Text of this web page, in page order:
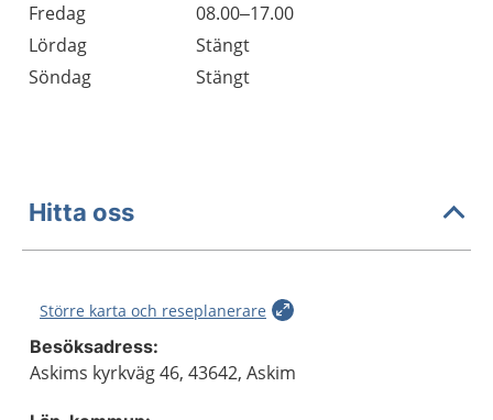
Fredag
08.00–17.00
Lördag
Stängt
Söndag
Stängt
Hitta oss
Större karta och reseplanerare
Besöksadress:
Askims kyrkväg 46, 43642, Askim